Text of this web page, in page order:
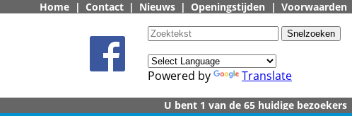
Home | Contact | Nieuws | Openingstijden | Voorwaarden
Powered by Translate